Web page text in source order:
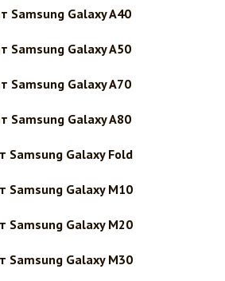
Samsung Galaxy A40
Samsung Galaxy A50
Samsung Galaxy A70
Samsung Galaxy A80
Samsung Galaxy Fold
Samsung Galaxy M10
Samsung Galaxy M20
Samsung Galaxy M30